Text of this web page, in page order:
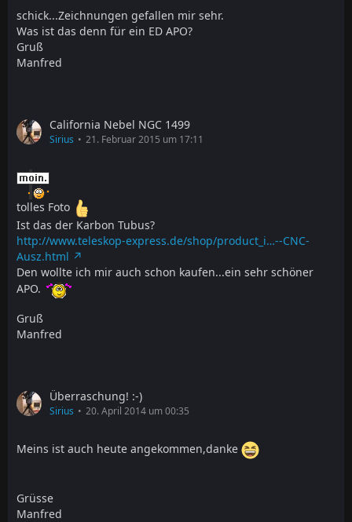
schick...Zeichnungen gefallen mir sehr.
Was ist das denn für ein ED APO?
Gruß
Manfred
California Nebel NGC 1499
Sirius 21. Februar 2015 um 17:11
tolles Foto
Ist das der Karbon Tubus?
http://www.teleskop-express.de/shop/product_i…--CNC-
Ausz.html
Den wollte ich mir auch schon kaufen...ein sehr schöner
APO.
Gruß
Manfred
Überraschung! :-)
Sirius 20. April 2014 um 00:35
Meins ist auch heute angekommen,danke
Grüsse
Manfred